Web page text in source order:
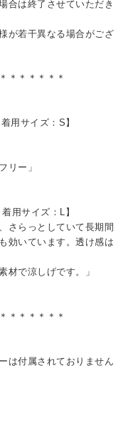
合は終了させていただき
が若干異なる場合がござ
＊＊＊＊＊＊
用サイズ：S】
リー」
用サイズ：L】
さらっとしていて長期間
効いています。透け感は
で涼しげです。」
＊＊＊＊＊＊
は付属されておりません